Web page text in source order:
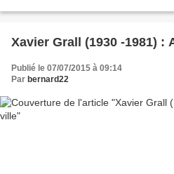
Xavier Grall (1930 -1981) :
Publié le 07/07/2015 à 09:14
Par bernard22